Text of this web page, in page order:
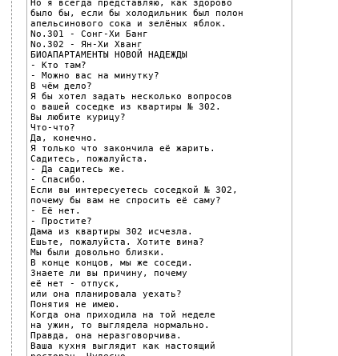
Но я всегда представляю, как здорово
было бы, если бы холодильник был полон
апельсинового сока и зелёных яблок.
No.301 - Сонг-Хи Банг
No.302 - Ян-Хи Хванг
БИОАПАРТАМЕНТЫ НОВОЙ НАДЕЖДЫ
- Кто там?
- Можно вас на минутку?
В чём дело?
Я бы хотел задать несколько вопросов
о вашей соседке из квартиры № 302.
Вы любите курицу?
Что-что?
Да, конечно.
Я только что закончила её жарить.
Садитесь, пожалуйста.
- Да садитесь же.
- Спасибо.
Если вы интересуетесь соседкой № 302,
почему бы вам не спросить её саму?
- Её нет.
- Простите?
Дама из квартиры 302 исчезла.
Ешьте, пожалуйста. Хотите вина?
Мы были довольно близки.
В конце концов, мы же соседи.
Знаете ли вы причину, почему
её нет - отпуск,
или она планировала уехать?
Понятия не имею.
Когда она приходила на той неделе
на ужин, то выглядела нормально.
Правда, она неразговорчива.
Ваша кухня выглядит как настоящий